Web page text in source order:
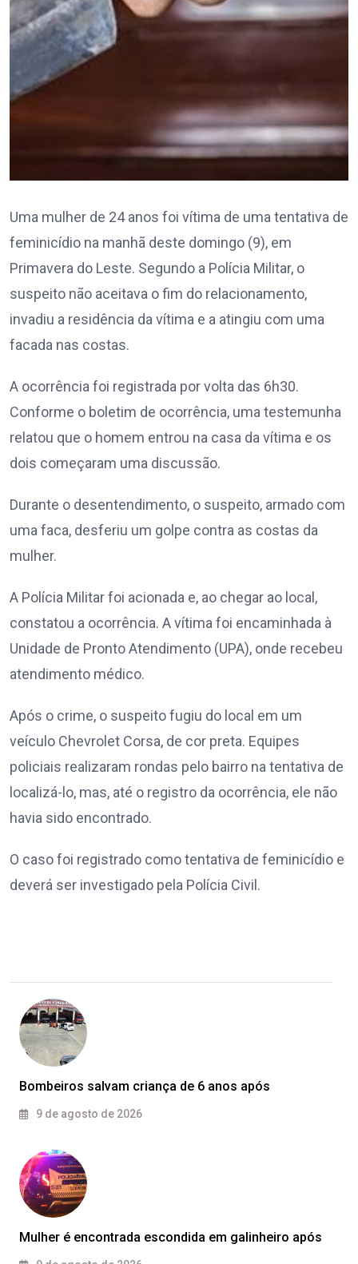
Uma mulher de 24 anos foi vítima de uma tentativa de
feminicídio na manhã deste domingo (9), em
Primavera do Leste. Segundo a Polícia Militar, o
suspeito não aceitava o fim do relacionamento,
invadiu a residência da vítima e a atingiu com uma
facada nas costas.
A ocorrência foi registrada por volta das 6h30.
Conforme o boletim de ocorrência, uma testemunha
relatou que o homem entrou na casa da vítima e os
dois começaram uma discussão.
Durante o desentendimento, o suspeito, armado com
uma faca, desferiu um golpe contra as costas da
mulher.
A Polícia Militar foi acionada e, ao chegar ao local,
constatou a ocorrência. A vítima foi encaminhada à
Unidade de Pronto Atendimento (UPA), onde recebeu
atendimento médico.
Após o crime, o suspeito fugiu do local em um
veículo Chevrolet Corsa, de cor preta. Equipes
policiais realizaram rondas pelo bairro na tentativa de
localizá-lo, mas, até o registro da ocorrência, ele não
havia sido encontrado.
O caso foi registrado como tentativa de feminicídio e
deverá ser investigado pela Polícia Civil.
Bombeiros salvam criança de 6 anos após
9 de agosto de 2026
Mulher é encontrada escondida em galinheiro após